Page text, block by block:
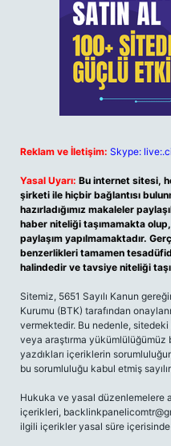
Reklam ve İletişim: Skype:
Yasal Uyarı: Bu internet sitesi,
şirketi ile hiçbir bağlantısı
hazırladığımız makaleler
haber niteliği taşımamakta
paylaşım yapılmamaktadır.
benzerlikleri tamamen
halindedir ve tavsiye niteliği
Sitemiz, 5651 Sayılı Kanun
Kurumu (BTK) tarafından
vermektedir. Bu nedenle,
veya araştırma yükümlülüğümüz
yazdıkları içeriklerin
bu sorumluluğu kabul etmiş
Hukuka ve yasal düzenlemelere
içerikleri,
ilgili içerikler yasal süre içerisinde